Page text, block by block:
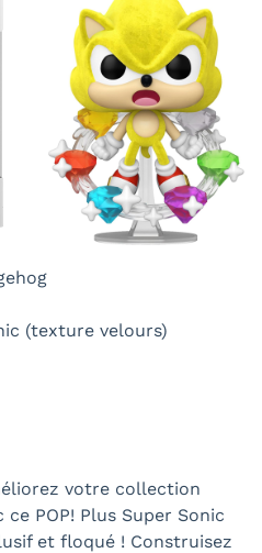
(texture velours)
votre collection
POP! Plus Super Sonic
et floqué ! Construisez